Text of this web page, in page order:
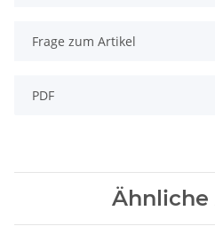
Frage zum Artikel
PDF
Ähnliche